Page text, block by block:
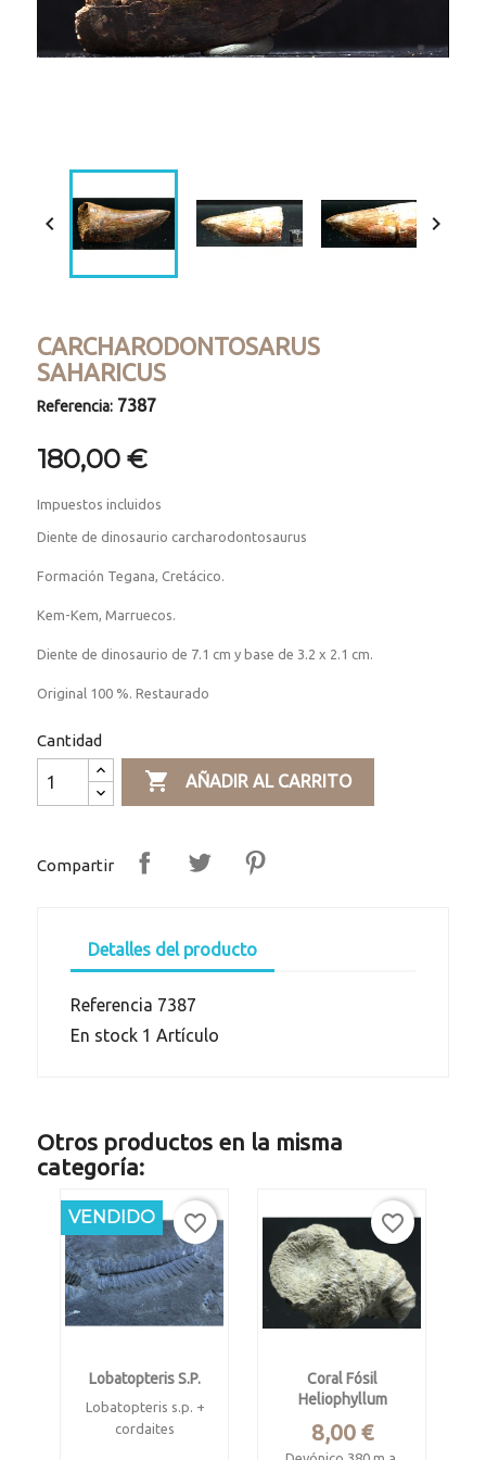
 
CARCHARODONTOSARUS
SAHARICUS
Referencia: 7387
180,00 €
Impuestos incluidos
Diente de dinosaurio carcharodontosaurus
Formación Tegana, Cretácico.
Kem-Kem, Marruecos.
Diente de dinosaurio de 7.1 cm y base de 3.2 x 2.1 cm.
Original 100 %. Restaurado
Cantidad
 AÑADIR AL CARRITO
Compartir
Detalles del producto
Referencia 7387
En stock 1 Artículo
Otros productos en la misma
categoría:
Lobatopteris S.p.
Lobatopteris s.p. +
cordaites
-30%
VENDIDO favorite_border
Coral Fósil
Heliophyllum
Precio
8,00 €
favorite_border